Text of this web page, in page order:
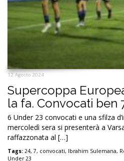
12 Agosto 2024
Supercoppa
la fa. Convocati ben
6 Under 23 convocati e una sfilza
mercoledì sera si presenterà a
raffazzonata al […]
Tags: 24, 7, convocati, Ibrahim Sulemana,
Under 23